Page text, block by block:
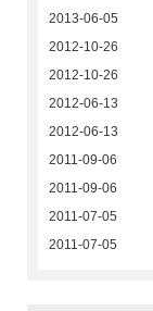
2013-06-05
2012-10-26
2012-10-26
2012-06-13
2012-06-13
2011-09-06
2011-09-06
2011-07-05
2011-07-05